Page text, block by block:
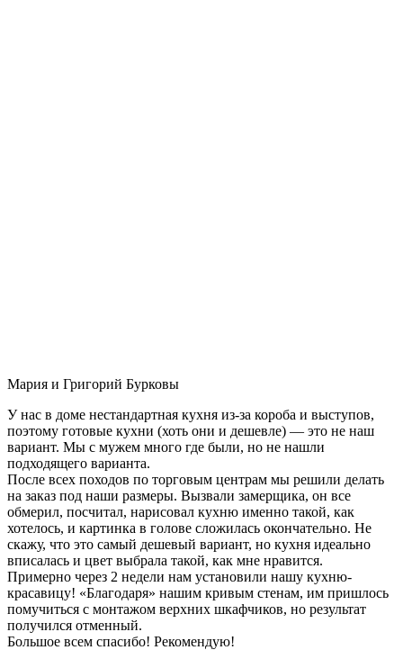
Мария и Григорий Бурковы
У нас в доме нестандартная кухня из-за короба и выступов,
поэтому готовые кухни (хоть они и дешевле) — это не наш
вариант. Мы с мужем много где были, но не нашли
подходящего варианта.
После всех походов по торговым центрам мы решили делать
на заказ под наши размеры. Вызвали замерщика, он все
обмерил, посчитал, нарисовал кухню именно такой, как
хотелось, и картинка в голове сложилась окончательно. Не
скажу, что это самый дешевый вариант, но кухня идеально
вписалась и цвет выбрала такой, как мне нравится.
Примерно через 2 недели нам установили нашу кухню-
красавицу! «Благодаря» нашим кривым стенам, им пришлось
помучиться с монтажом верхних шкафчиков, но результат
получился отменный.
Большое всем спасибо! Рекомендую!